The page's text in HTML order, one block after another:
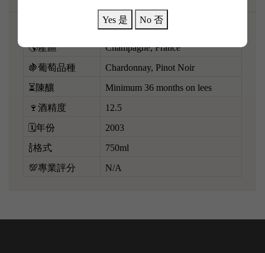
Yes 是 No 否
🌎產區 Champagne, France
🍇葡萄品種 Chardonnay, Pinot Noir
⏳陳釀 Minimum 36 months on lees
🍷酒精度 12.5
🗓️年份 2003
🍾格式 750ml
💯專業評分 N/A